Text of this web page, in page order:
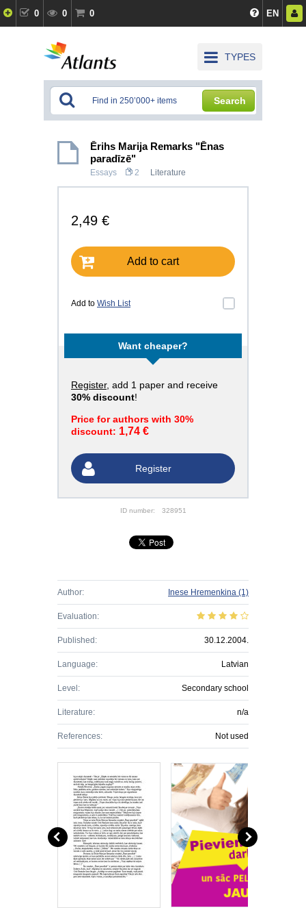
0 0 0 EN
TYPES
Search
Ērihs Marija Remarks "Ēnas
paradīzē"
Essays 2 Literature
2,49 €
Add to cart
Add to Wish List
Want cheaper?
Register, add 1 paper and receive
30% discount!
Price for authors with 30%
discount: 1,74 €
Register
ID number: 328951
Author: Inese Hremenkina (1)
Evaluation:
Published: 30.12.2004.
Language: Latvian
Level: Secondary school
Literature: n/a
References: Not used